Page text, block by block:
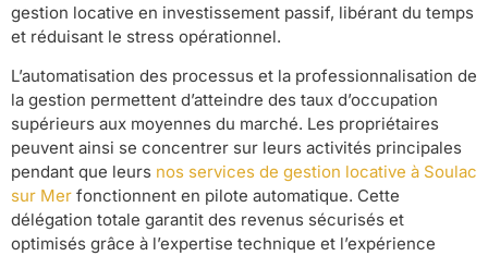
gestion locative en investissement passif, libérant du temps
et réduisant le stress opérationnel.
L’automatisation des processus et la professionnalisation de
la gestion permettent d’atteindre des taux d’occupation
supérieurs aux moyennes du marché. Les propriétaires
peuvent ainsi se concentrer sur leurs activités principales
pendant que leurs nos services de gestion locative à Soulac
sur Mer fonctionnent en pilote automatique. Cette
délégation totale garantit des revenus sécurisés et
optimisés grâce à l’expertise technique et l’expérience